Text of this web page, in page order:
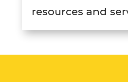
resources and